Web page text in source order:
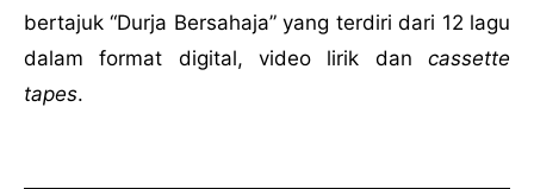
bertajuk “Durja Bersahaja” yang terdiri dari 12 lagu
dalam format digital, video lirik dan cassette
tapes.